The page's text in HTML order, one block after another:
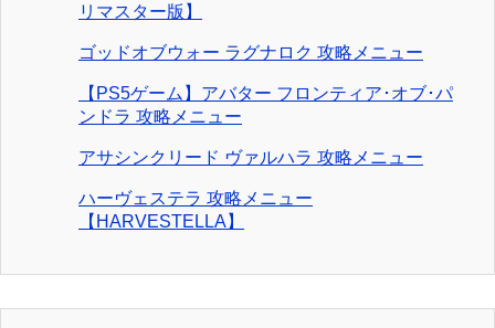
リマスター版】
ゴッドオブウォー ラグナロク 攻略メニュー
【PS5ゲーム】アバター フロンティア･オブ･パ
ンドラ 攻略メニュー
アサシンクリード ヴァルハラ 攻略メニュー
ハーヴェステラ 攻略メニュー
【HARVESTELLA】